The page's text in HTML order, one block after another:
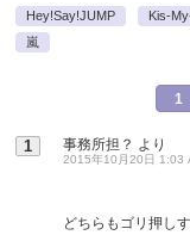
Hey!Say!JUMP Kis-
嵐
1
1 事務所担？ より
2015年10月20日 1:03
どちらもゴリ押し